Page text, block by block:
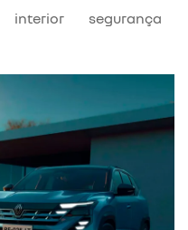
interior segurança